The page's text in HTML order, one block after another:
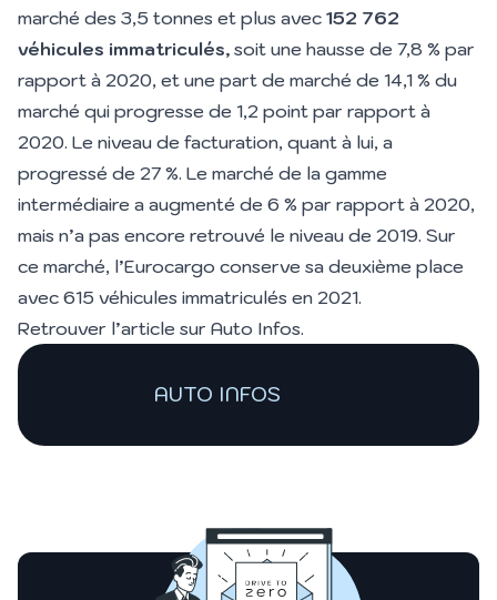
marché des 3,5 tonnes et plus avec 152 762
véhicules immatriculés, soit une hausse de 7,8 % par
rapport à 2020, et une part de marché de 14,1 % du
marché qui progresse de 1,2 point par rapport à
2020. Le niveau de facturation, quant à lui, a
progressé de 27 %. Le marché de la gamme
intermédiaire a augmenté de 6 % par rapport à 2020,
mais n’a pas encore retrouvé le niveau de 2019. Sur
ce marché, l’Eurocargo conserve sa deuxième place
avec 615 véhicules immatriculés en 2021.
Retrouver l’article sur Auto Infos.
AUTO INFOS